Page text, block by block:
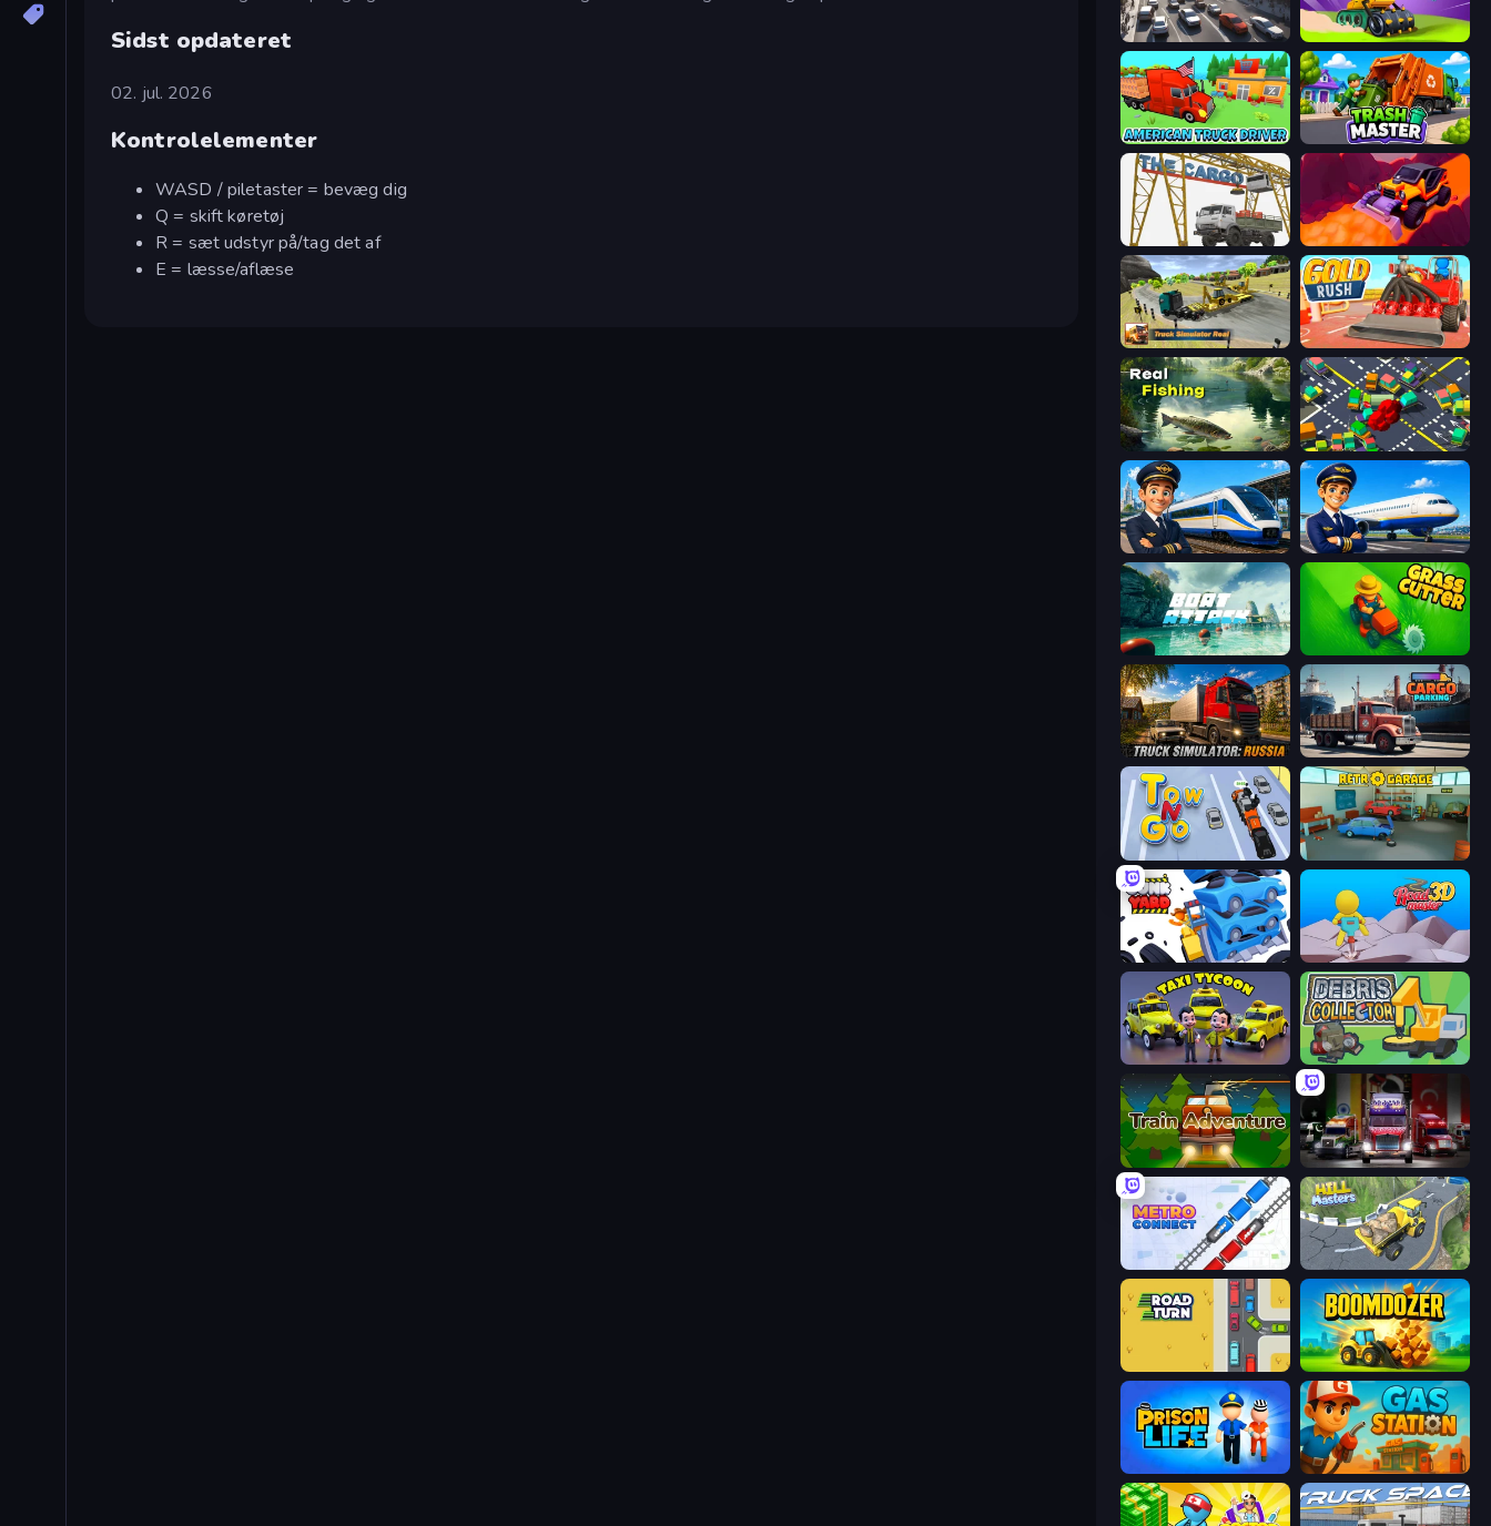
Sidst opdateret
02. jul. 2026
Kontrolelementer
WASD / piletaster = bevæg dig
Q = skift køretøj
R = sæt udstyr på/tag det af
E = læsse/aflæse
Traffic Loop Home Builder 3D
American Truck Driver Trash Master
The Cargo Sand King
Truck Simulator Real Gold Rush
Real Fishing Simulator Slightly Annoying Traffic
Idle Train Empire Tycoon Idle Airport Tycoon
Boat Attack
Truck Simulator: Russia Cargo Truck Parking
Tow N Go
Junkyard Sim Road Master 3D
Taxi Tycoon: Idle Business Debris Collector
Train Adventure Big Euro Truck Driving
Metro Connect Hill Masters
Boomdozer
Prison Life Gas Station